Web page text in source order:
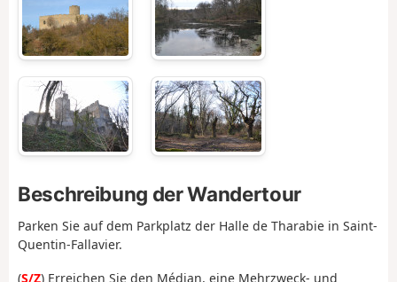
Beschreibung der Wandertour
Parken Sie auf dem Parkplatz der Halle de Tharabie in Saint-
Quentin-Fallavier.
(S/Z) Erreichen Sie den Médian, eine Mehrzweck- und